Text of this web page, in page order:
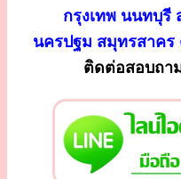
กรุงเทพ นนทบุรี
นครปฐม สมุทรสาคร
ติดต่อสอบถา